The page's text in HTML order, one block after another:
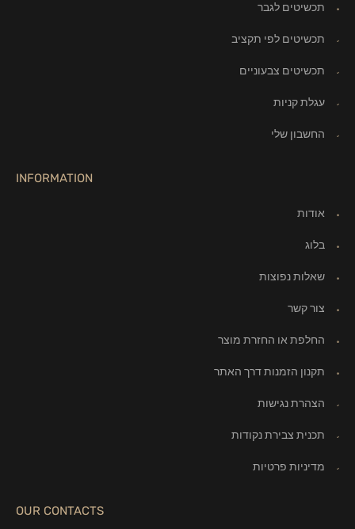
תכשיטים לגבר
תכשיטים לפי תקציב
תכשיטים צבעוניים
עגלת קניות
החשבון שלי
INFORMATION
אודות
בלוג
שאלות נפוצות
צור קשר
החלפת או החזרת מוצר
תקנון הזמנות דרך האתר
הצהרת נגישות
תכנית צבירת נקודות
מדיניות פרטיות
OUR CONTACTS